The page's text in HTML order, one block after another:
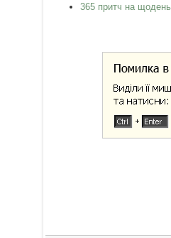
365 притч на щодень